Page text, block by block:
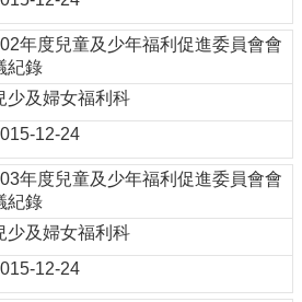
年度兒童及少年福利促進委員會會
紀錄
少及婦女福利科
12-24
年度兒童及少年福利促進委員會會
紀錄
少及婦女福利科
12-24